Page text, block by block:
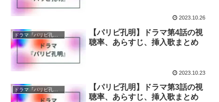
2023.10.26
【パリピ孔明】ドラマ第4話の視
聴率、あらすじ、挿入歌まとめ
2023.10.23
ドラマ『パリピ孔明』
【パリピ孔明】ドラマ第3話の視
聴率、あらすじ、挿入歌まとめ